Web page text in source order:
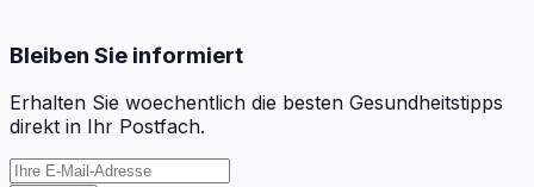
Bleiben Sie informiert
Erhalten Sie woechentlich die besten Gesundheitstipps
direkt in Ihr Postfach.